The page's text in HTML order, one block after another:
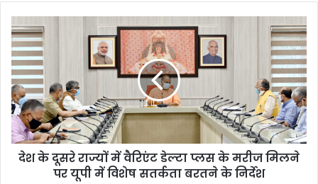
देश के दूसरे राज्यों में वैरिएंट डेल्टा प्लस के मरीज मिलने
पर यूपी में विशेष सतर्कता बरतने के निर्देश